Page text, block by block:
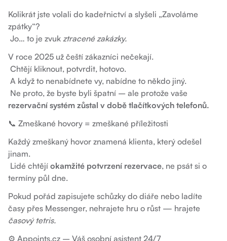
Kolikrát jste volali do kadeřnictví a slyšeli „Zavoláme
zpátky“?
Jo… to je zvuk ztracené zakázky.
V roce 2025 už čeští zákazníci nečekají.
Chtějí kliknout, potvrdit, hotovo.
A když to nenabídnete vy, nabídne to někdo jiný.
Ne proto, že byste byli špatní – ale protože vaše
rezervační systém zůstal v době tlačítkových telefonů.
📞 Zmeškané hovory = zmeškané příležitosti
Každý zmeškaný hovor znamená klienta, který odešel
jinam.
Lidé chtějí okamžité potvrzení rezervace, ne psát si o
termíny půl dne.
Pokud pořád zapisujete schůzky do diáře nebo ladíte
časy přes Messenger, nehrajete hru o růst — hrajete
časový tetris.
⚙️ Appoints.cz – Váš osobní asistent 24/7